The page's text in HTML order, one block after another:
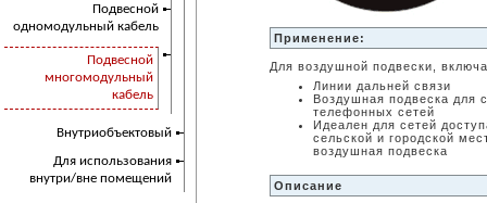
Подвесной
одномодульный кабель
Подвесной
многомодульный
кабель
Внутриобъектовый
Для использования
внутри/вне помещений
Применение:
Для воздушной подвески,
Линии дальней связи
Воздушная подвеска для
телефонных сетей
Идеален для сетей
сельской и городской
воздушная подвеска
Описание